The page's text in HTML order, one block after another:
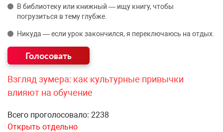
В библиотеку или книжный — ищу книгу, чтобы
погрузиться в тему глубже.
Никуда — если урок закончился, я переключаюсь на отдых.
Взгляд зумера: как культурные привычки
влияют на обучение
Всего проголосовало: 2238
Открыть отдельно